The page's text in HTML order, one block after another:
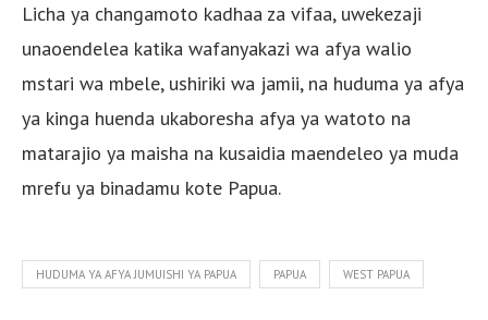
Licha ya changamoto kadhaa za vifaa, uwekezaji
unaoendelea katika wafanyakazi wa afya walio
mstari wa mbele, ushiriki wa jamii, na huduma ya afya
ya kinga huenda ukaboresha afya ya watoto na
matarajio ya maisha na kusaidia maendeleo ya muda
mrefu ya binadamu kote Papua.
HUDUMA YA AFYA JUMUISHI YA PAPUA PAPUA WEST PAPUA